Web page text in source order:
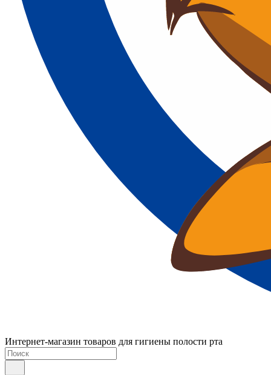
Интернет-магазин товаров для гигиены полости рта